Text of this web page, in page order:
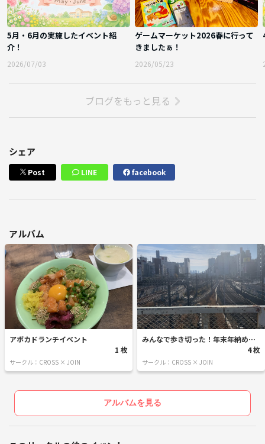
5月・6月の実施したイベント紹
介！
2026/07/03
ゲームマーケット2026春に行って
きましたぁ！
2026/05/23
ブログをもっと見る
シェア
Post LINE facebook
アルバム
アボカドランチイベント
1 枚
サークル：CROSS × JOIN
みんなで歩き切った！年末年納め山
4 枚
サークル：CROSS × JOIN
アルバムを見る